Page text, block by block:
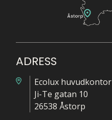
ADRESS
Ecolux huvudkontor
Ji-Te gatan 10
26538 Åstorp